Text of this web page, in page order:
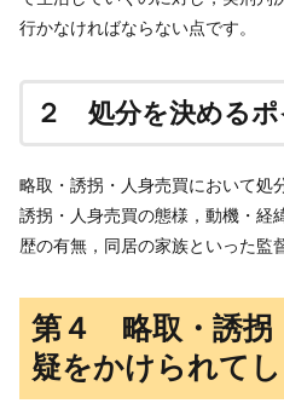
行かなければならない点です。
２ 処分を決めるポ
略取・誘拐・人身売買において処
誘拐・人身売買の態様，動機・経
歴の有無，同居の家族といった監
第４ 略取・誘拐
疑をかけられて